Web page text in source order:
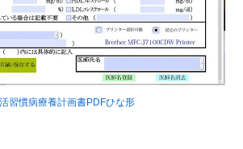
習慣病療養計画書PDFひな形